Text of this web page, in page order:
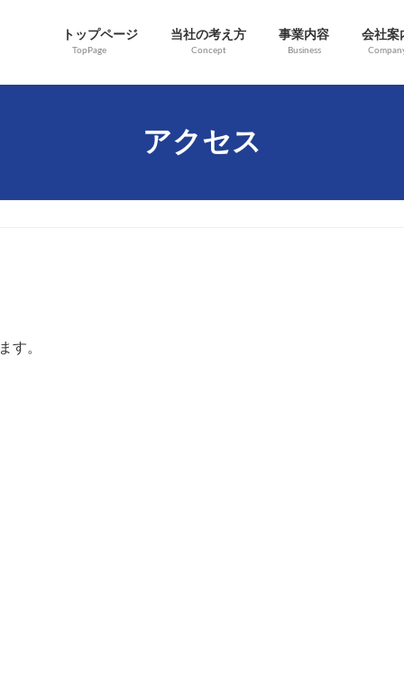
トップページ
TopPage
当社の考え方
Concept
事業内容
Business
会社案
アクセス
す。